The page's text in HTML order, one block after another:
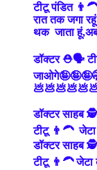
टीटू पंडित
रात तक जगा
थक जाता
डॉक्टर ⛑️🗣️
डॉक्टर साहब
टीटू 👨‍🦱
डॉक्टर साहब
टीटू 👨‍🦱 जेटा